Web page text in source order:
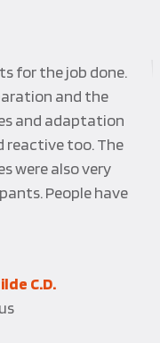
adaptée à
sur de
et il y a
favorablement.
cette équipe de
du service. Les
en toute
Sophie D.